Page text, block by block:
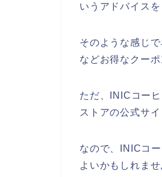
いうアドバイス
そのような感じ
などお得なクー
ただ、INICコー
ストアの公式サ
なので、INICコ
よいかもしれませ